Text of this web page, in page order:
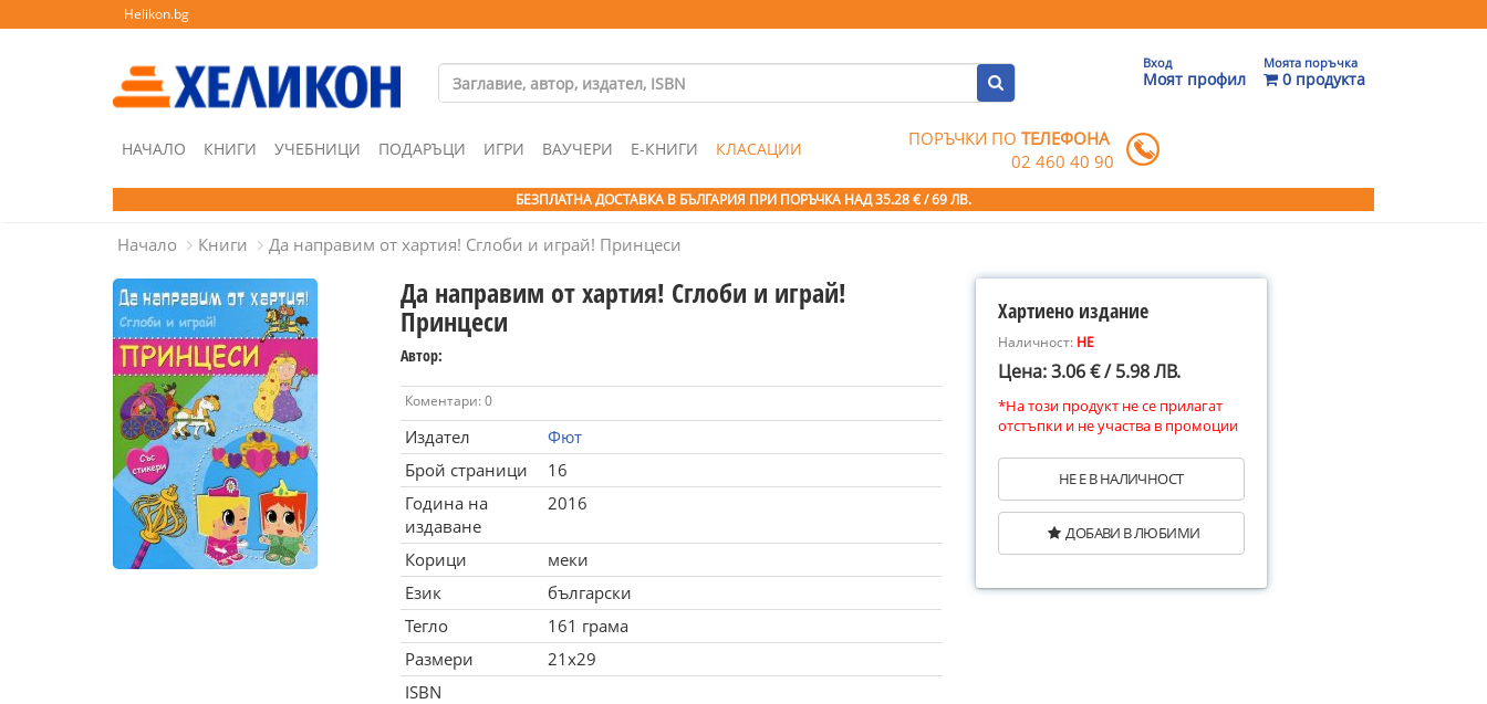
Helikon.bg
Вход
Моят профил
Моята поръчка
0 продукта
НАЧАЛО КНИГИ УЧЕБНИЦИ ПОДАРЪЦИ ИГРИ ВАУЧЕРИ Е-КНИГИ КЛАСАЦИИ ПОРЪЧКИ ПОТЕЛЕФОНА
02 460 40 90
БЕЗПЛАТНА ДОСТАВКА В БЪЛГАРИЯ ПРИ ПОРЪЧКА НАД 35.28 € / 69 ЛВ.
Начало Книги Да направим от хартия! Сглоби и играй! Принцеси
Да направим от хартия! Сглоби и играй!
Принцеси
Автор:
Коментари: 0
Издател
Фют
Брой страници
16
Година на
издаване
2016
Корици
меки
Език
български
Тегло
161 грама
Размери
21x29
ISBN
Хартиено издание
Наличност: НЕ
Цена: 3.06 € / 5.98 ЛВ.
*На този продукт не се прилагат
отстъпки и не участва в промоции
НЕ Е В НАЛИЧНОСТ
ДОБАВИ В ЛЮБИМИ